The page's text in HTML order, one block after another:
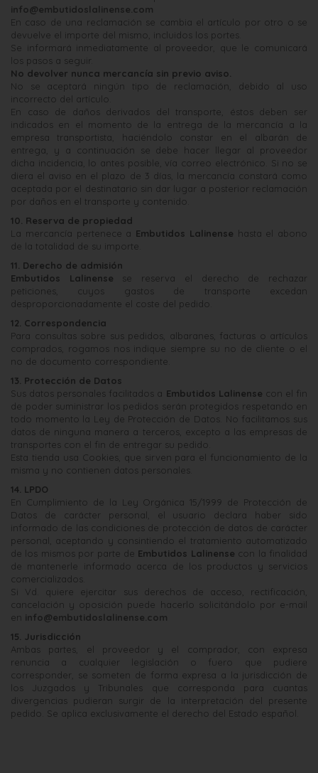
info@embutidoslalinense.com
En caso de una reclamación se cambia el artículo por otro o se
devuelve el importe del mismo, incluidos los portes.
Se informará inmediatamente al proveedor, que le comunicará
los pasos a seguir.
No devolver nunca mercancía sin previo aviso.
No se aceptará ningún tipo de reclamación, debido al uso
incorrecto del artículo.
En caso de daños derivados del transporte, éstos deben ser
indicados en el momento de la entrega de la mercancía a la
empresa transportista, haciéndolo constar en el albarán de
entrega, y a continuación se debe hacer llegar al proveedor
dicha incidencia, lo antes posible, vía correo electrónico. Si no se
diera el aviso en el plazo de 3 días, la mercancía constará como
aceptada por el destinatario sin dar lugar a posterior reclamación
por daños en el transporte y contenido.
10. Reserva de propiedad
La mercancía pertenece a Embutidos Lalinense hasta el abono
de la totalidad de su importe.
11. Derecho de admisión
Embutidos Lalinense se reserva el derecho de rechazar
peticiones, cuyos gastos de transporte excedan
desproporcionadamente el coste del pedido.
12. Correspondencia
Para consultas sobre sus pedidos, albaranes, facturas o artículos
comprados, rogamos nos indique siempre su no de cliente o el
no de documento correspondiente.
13. Protección de Datos
Sus datos personales facilitados a Embutidos Lalinense con el fin
de poder suministrar los pedidos serán protegidos respetando en
todo momento la Ley de Protección de Datos. No facilitamos sus
datos de ninguna manera a terceros, excepto a las empresas de
transportes con el fin de entregar su pedido.
Esta tienda usa Cookies, que sirven para el funcionamiento de la
misma y no contienen datos personales.
14. LPDO
En Cumplimiento de la Ley Orgánica 15/1999 de Protección de
Datos de carácter personal, el usuario declara haber sido
informado de las condiciones de protección de datos de carácter
personal, aceptando y consintiendo el tratamiento automatizado
de los mismos por parte de Embutidos Lalinense con la finalidad
de mantenerle informado acerca de los productos y servicios
comercializados.
Si Vd. quiere ejercitar sus derechos de acceso, rectificación,
cancelación y oposición puede hacerlo solicitándolo por e-mail
en info@embutidoslalinense.com
15. Jurisdicción
Ambas partes, el proveedor y el comprador, con expresa
renuncia a cualquier legislación o fuero que pudiere
corresponder, se someten de forma expresa a la jurisdicción de
los Juzgados y Tribunales que corresponda para cuantas
divergencias pudieran surgir de la interpretación del presente
pedido. Se aplica exclusivamente el derecho del Estado español.